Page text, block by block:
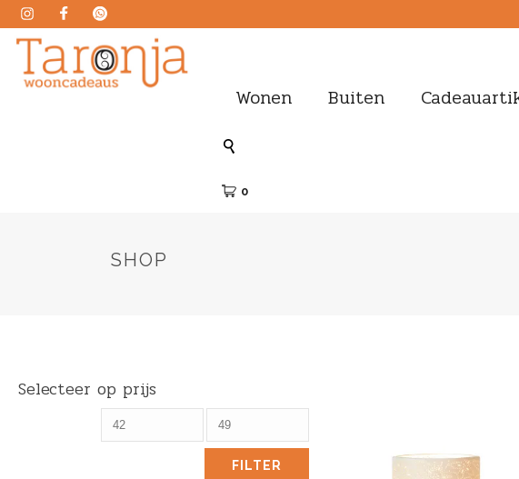
Wonen Buiten
0
SHOP
Selecteer op prijs
FILTER